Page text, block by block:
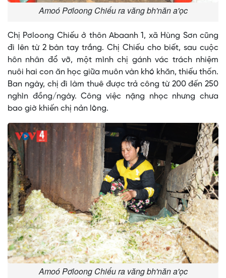
Amoó Pơloong Chiếu ra văng bh'năn a'ọc
Chị Pơloong Chiếu ở thôn Abaanh 1, xã Hùng Sơn cũng
đi lên từ 2 bàn tay trắng. Chị Chiếu cho biết, sau cuộc
hôn nhân đổ vỡ, một mình chị gánh vác trách nhiệm
nuôi hai con ăn học giữa muôn vàn khó khăn, thiếu thốn.
Ban ngày, chị đi làm thuê được trả công từ 200 đến 250
nghìn đồng/ngày. Công việc nặng nhọc nhưng chưa
bao giờ khiến chị nản lòng.
Amoó Pơloong Chiếu ra văng bh'năn a'ọc